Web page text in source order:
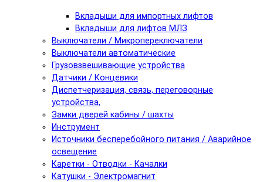
Вкладыши для импортных лифтов
Вкладыши для лифтов МЛЗ
Выключатели / Микропереключатели
Выключатели автоматические
Грузовзвешивающие устройства
Датчики / Концевики
Диспетчеризация, связь, переговорные
устройства,
Замки дверей кабины / шахты
Инструмент
Источники бесперебойного питания / Аварийное
освещение
Каретки - Отводки - Качалки
Катушки - Электромагнит